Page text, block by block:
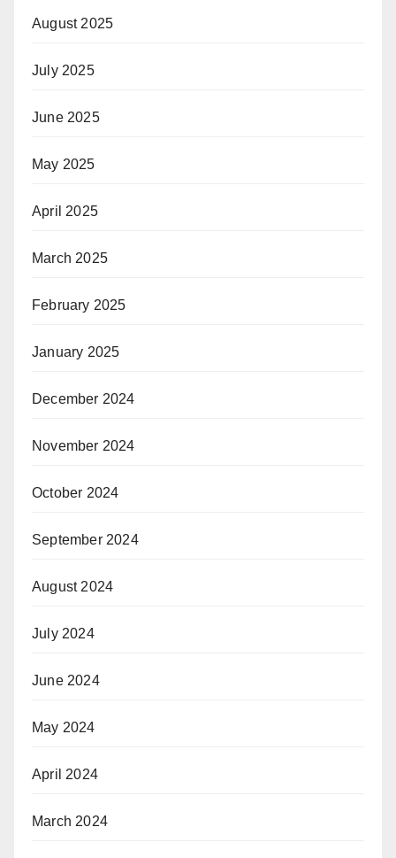
August 2025
July 2025
June 2025
May 2025
April 2025
March 2025
February 2025
January 2025
December 2024
November 2024
October 2024
September 2024
August 2024
July 2024
June 2024
May 2024
April 2024
March 2024